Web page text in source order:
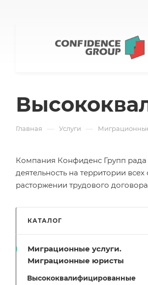
Главная — Услуги —
Компания Конфиденс Групп
деятельность на территории
расторжении трудового
КАТАЛОГ
Миграционные услуги.
Миграционные юристы
Высококвалифицированные